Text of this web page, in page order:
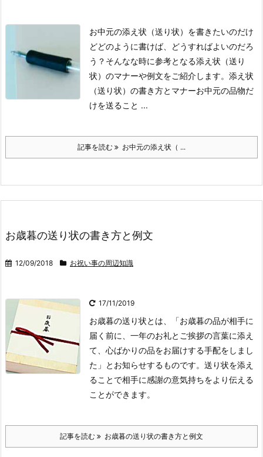
お中元の添え状（送り状）を書きたいのだけ
どどのように書けば、どうすればよいのだろ
う？ そんなな時に参考となる添え状（送り
状）のマナーや例文をご紹介します。 添え状
（送り状）の書き方とマナーお中元の品物だ
けを送ること ...
記事を読む お中元の添え状（ ...
お歳暮の送り状の書き方と例文
12/09/2018 お祝い事の周辺知識
17/11/2019
お歳暮の送り状とは、「お歳暮の品が相手に
届く前に、一年のお礼とご挨拶の言葉に添え
て、心ばかりの品をお届けする手配をしまし
た」とお知らせするものです。 送り状を添え
ることで相手に感謝の意気持ちをより伝える
ことができます。
記事を読む お歳暮の送り状の書き方と例文